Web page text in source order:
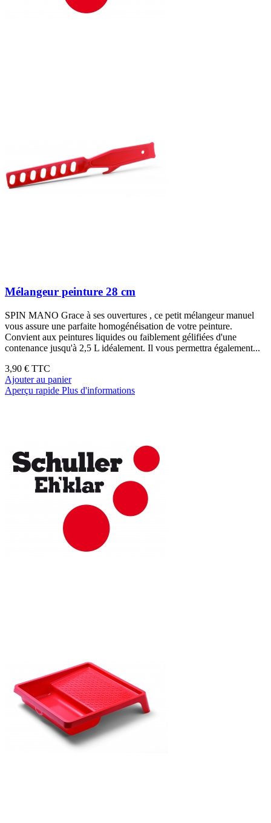
Mélangeur peinture 28 cm
SPIN MANO Grace à ses ouvertures , ce petit mélangeur manuel
vous assure une parfaite homogénéisation de votre peinture.
Convient aux peintures liquides ou faiblement gélifiées d'une
contenance jusqu'à 2,5 L idéalement. Il vous permettra également...
3,90 € TTC
Ajouter au panier
Aperçu rapide Plus d'informations